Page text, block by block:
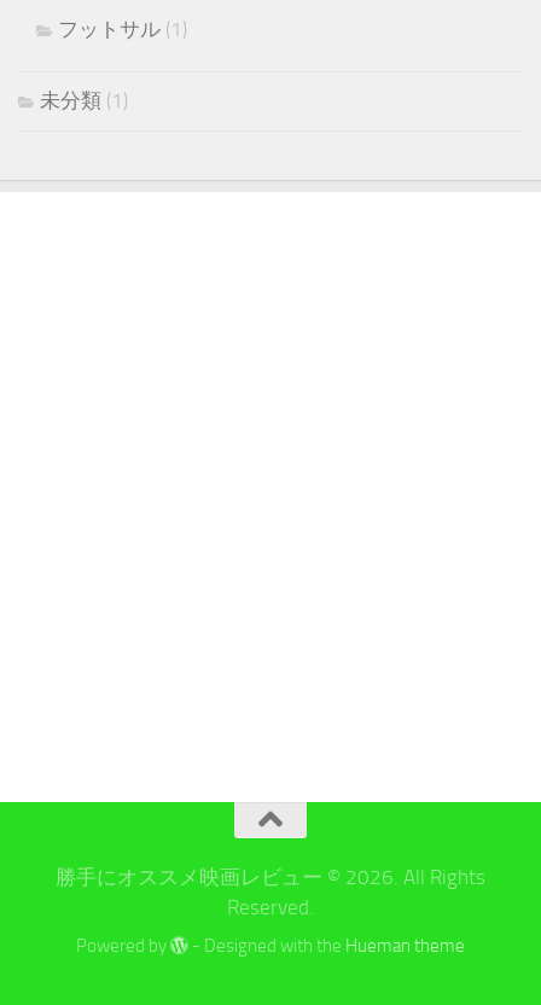
フットサル (1)
未分類 (1)
勝手にオススメ映画レビュー © 2026. All Rights
Reserved.
Powered by - Designed with the Hueman theme